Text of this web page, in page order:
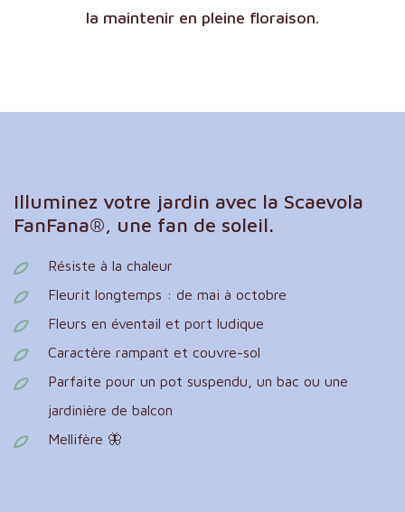
la maintenir en pleine floraison.
Illuminez votre jardin avec la Scaevola
FanFana®, une fan de soleil.
Résiste à la chaleur
Fleurit longtemps : de mai à octobre
Fleurs en éventail et port ludique
Caractère rampant et couvre-sol
Parfaite pour un pot suspendu, un bac ou une
jardinière de balcon
Mellifère 🦋